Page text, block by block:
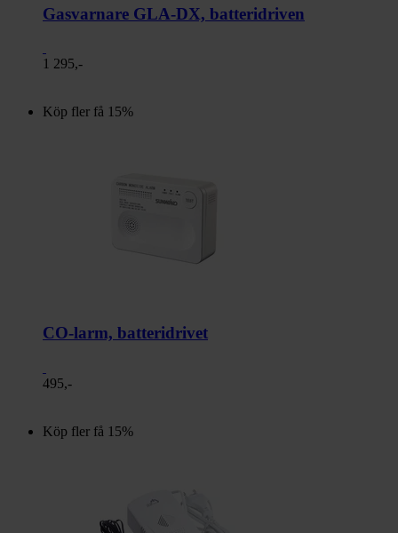
Gasvarnare GLA-DX, batteridriven
1 295,-
Köp fler få 15%
CO-larm, batteridrivet
495,-
Köp fler få 15%